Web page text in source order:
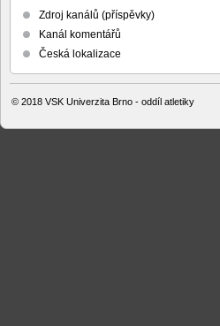
Zdroj kanálů (příspěvky)
Kanál komentářů
Česká lokalizace
© 2018 VSK Univerzita Brno - oddíl atletiky